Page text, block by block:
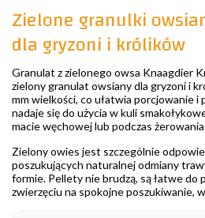
Zielone granulki
dla gryzoni i królików
Granulat z zielonego owsa Knaagdier
zielony granulat owsiany dla gryzoni i
mm wielkości, co ułatwia porcjowanie i
nadaje się do użycia w kuli
macie węchowej lub podczas
Zielony owies jest szczególnie
poszukujących naturalnej odmiany
formie. Pellety nie brudzą, są łatwe do
zwierzęciu na spokojne poszukiwanie,